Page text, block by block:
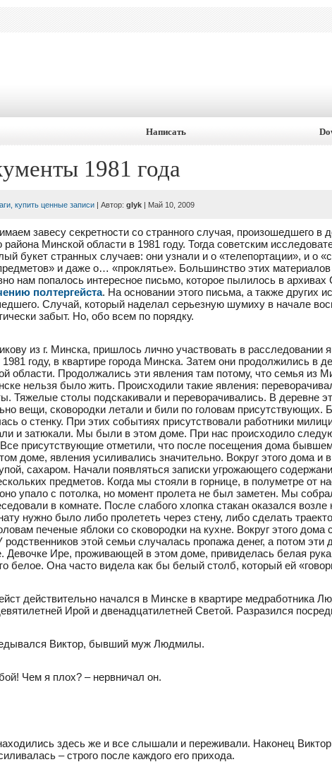
Написать
1981 года
купить ценные записи | Автор:glyk | Май 10, 2009
завесу секретности со странного случая, произошедшего в
района Минской области в 1981 году. Тогда советским
букет странных случаев: они узнали и о «телепортации», и о
и даже о… «проклятье». Большинство этих материалов
нам попалось интересное письмо, которое пылилось в архивах
полтергейста. На основании этого письма, а также других
Случай, который наделал серьезную шумиху в начале
забыт. Но, обо всем по порядку.
из г. Минска, пришлось лично участвовать в расследовании
году, в квартире города Минска. Затем они продолжились в
области. Продолжались эти явления там потому, что семья из
нельзя было жить. Происходили такие явления:
Тяжелые столы подскакивали и переворачивались. В деревне
вещи, сковородки летали и били по головам присутствующих.
о стенку. При этих событиях присутствовали работники
и затюкали. Мы были в этом доме. При нас происходило
Все присутствующие отметили, что после посещения дома
доме, явления усиливались значительно. Вокруг этого дома и
сахаром. Начали появляться записки угрожающего
предметов. Когда мы стояли в горнице, в полуметре от
упало с потолка, но момент пролета не был заметен. Мы
в комнате. После слабого хлопка стакан оказался возле
нужно было либо пролететь через стену, либо сделать
печеные яблоки со сковородки на кухне. Вокруг этого
родственников этой семьи случалась пропажа денег, а потом эти
Девочке Ире, проживающей в этом доме, привиделась белая
белое. Она часто видела как бы белый столб, который ей
действительно начался в Минске в квартире медработника
Ирой и двенадцатилетней Светой. Разразился
Виктор, бывший муж Людмилы.
Чем я плох? – нервничал он.
здесь же и все слышали и переживали. Наконец
– строго после каждого его прихода.